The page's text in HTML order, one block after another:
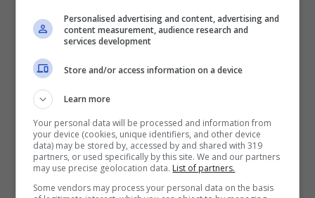
gravano, non solo ma sopratutto, sul reparto
difensivo. La retroguardia rossoblù, che
dovrà fare a meno anche di Stefano Denswil,
non concede alternative a Sinisa Mihajlovic
vista l'assenza di Medel e Mitchell Dijks. A
centrocampo sono in ballottaggio Dominguez
e Svanberg mentre in attacco a Orsolini, visto
l'infortunio di Olsen, potrebbe essere data la
possibilità di cogliere la palla al balzo e
Personalised advertising and content, advertising and
content measurement, audience research and
services development
Store and/or access information on a device
Learn more
Your personal data will be processed and information from
your device (cookies, unique identifiers, and other device
data) may be stored by, accessed by and shared with 319
partners, or used specifically by this site. We and our partners
may use precise geolocation data. List of partners.
Some vendors may process your personal data on the basis